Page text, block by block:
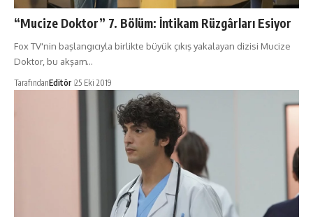
“Mucize Doktor” 7. Bölüm: İntikam Rüzgârları Esiyor
Fox TV'nin başlangıcıyla birlikte büyük çıkış yakalayan dizisi Mucize
Doktor, bu akşam…
TarafındanEditör 25 Eki 2019